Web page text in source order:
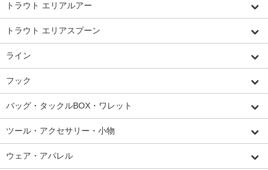
トラウト エリアルアー
トラウト エリアスプーン
ライン
フック
バッグ・タックルBOX・ワレット
ツール・アクセサリー・小物
ウェア・アパレル